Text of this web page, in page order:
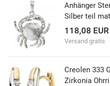
Anhänger
Silber teil
118,08 EUR
Versand gratis
Creolen 333
Zirkonia